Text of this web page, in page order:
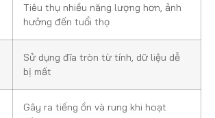
Tiêu thụ nhiều năng lượng hơn, ảnh
hưởng đến tuổi thọ
Sử dụng đĩa tròn từ tính, dữ liệu dễ
bị mất
Gây ra tiếng ồn và rung khi hoạt